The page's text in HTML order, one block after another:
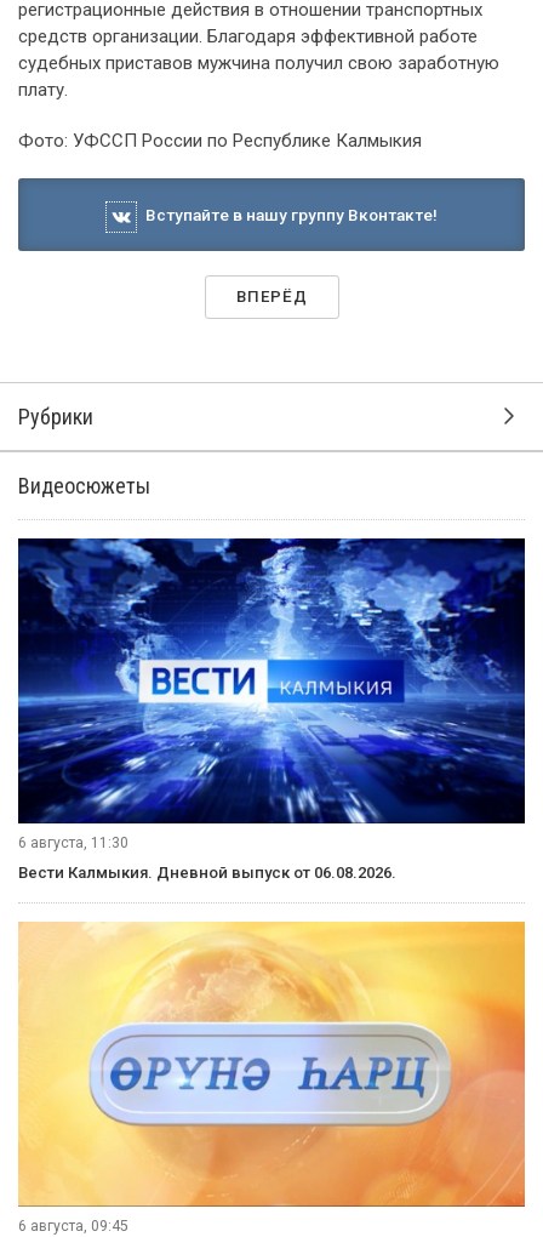
регистрационные действия в отношении транспортных
средств организации. Благодаря эффективной работе
судебных приставов мужчина получил свою заработную
плату.
Фото: УФССП России по Республике Калмыкия
Вступайте в нашу группу Вконтакте!
ВПЕРЁД
Рубрики
Видеосюжеты
6 августа, 11:30
Вести Калмыкия. Дневной выпуск от 06.08.2026.
6 августа, 09:45